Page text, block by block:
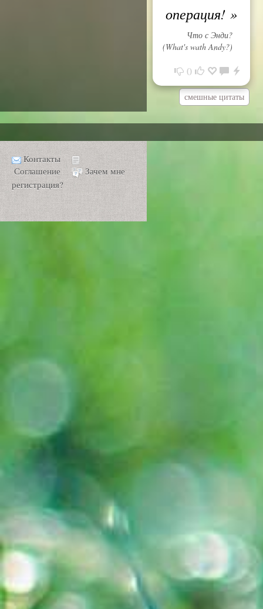
операция! »
Что с Энди?
(What's wath Andy?)
0
смешные цитаты
Контакты
Соглашение
Зачем мне
регистрация?